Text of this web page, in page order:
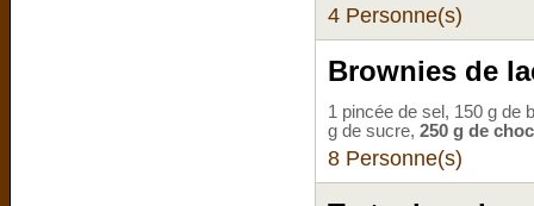
4 Personne(s)
Brownies de
1 pincée de sel, 150 g de
g de sucre, 250 g de
8 Personne(s)